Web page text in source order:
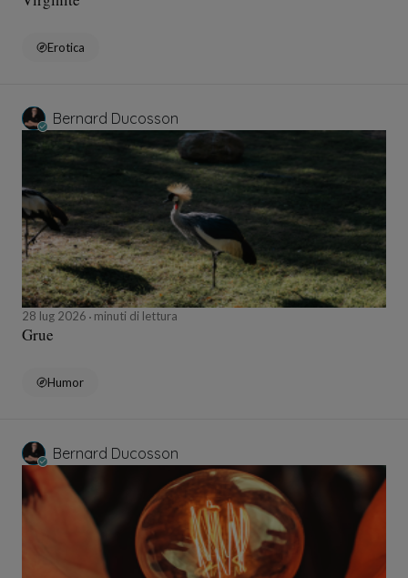
Erotica
Bernard Ducosson
28 lug 2026 minuti di lettura
Grue
Humor
Bernard Ducosson